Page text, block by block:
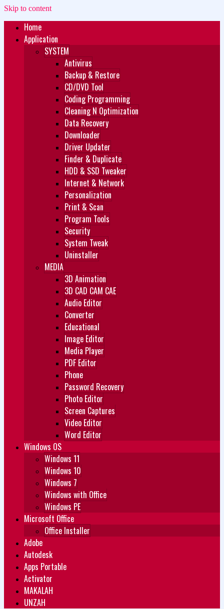
Skip to content
Zukét Printing
Free Download
Home
Application
SYSTEM
Antivirus
Backup & Restore
CD/DVD Tool
Coding Programming
Cleaning N Optimization
Data Recovery
Downloader
Driver Updater
Finder & Duplicate
HDD & SSD Tweaker
Internet & Network
Personalization
Print & Scan
Program Tools
Security
System Tweak
Uninstaller
MEDIA
3D Animation
3D CAD CAM CAE
Audio Editor
Converter
Educational
Image Editor
Media Player
PDF Editor
Phone
Password Recovery
Photo Editor
Screen Captures
Video Editor
Word Editor
Windows OS
Windows 11
Windows 10
Windows 7
Windows with Office
Windows PE
Microsoft Office
Office Installer
Adobe
Autodesk
Apps Portable
Activator
MAKALAH
UNZAH